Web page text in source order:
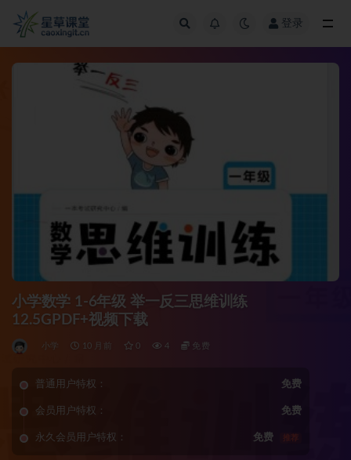
登录
小学数学 1-6年级 举一反三思维训练
12.5GPDF+视频下载
小学 10 月前 0 4 免费
普通用户特权： 免费
会员用户特权： 免费
永久会员用户特权： 免费 推荐